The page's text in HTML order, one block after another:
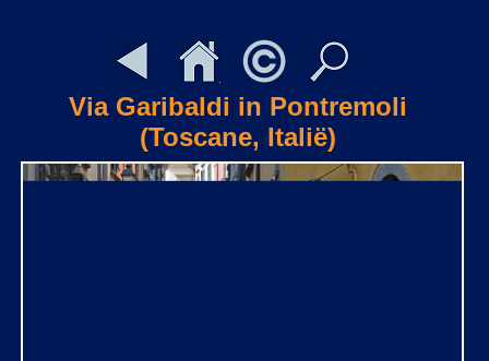
Via Garibaldi in Pontremoli
(Toscane, Italië)